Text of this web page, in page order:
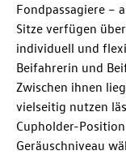
Fondpassagiere –
Sitze verfügen
individuell und
Beifahrerin und
Zwischen ihnen
vielseitig nutzen
Cupholder-
Geräuschniveau